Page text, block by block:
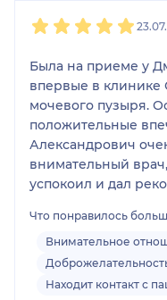
Была на приеме у
впервые в клинике
мочевого пузыря.
положительные
Александрович
внимательный
успокоил и дал
необходимости
ещё, спасибо!
Что понравилось
Внимательное
Находит контакт с